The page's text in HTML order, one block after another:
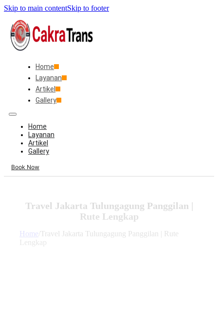
Skip to main contentSkip to footer
Home
Layanan
Artikel
Gallery
Home
Layanan
Artikel
Gallery
Book Now
Travel Jakarta Tulungagung Panggilan |
Rute Lengkap
Home Travel Jakarta Tulungagung Panggilan | Rute
Lengkap